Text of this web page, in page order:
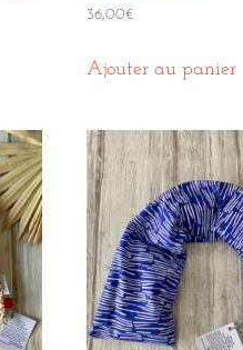
36,00€
Ajouter au panier